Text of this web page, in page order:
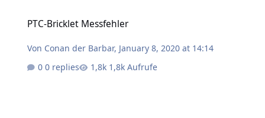
PTC-Bricklet Messfehler
Von Conan der Barbar, January 8, 2020 at 14:14
0 replies
1,8k Aufrufe